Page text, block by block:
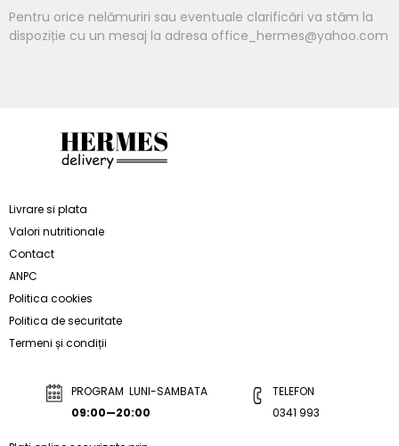
Pentru orice nelămuriri sau eventuale clarificări va stăm la
dispoziție cu un mesaj la adresa office_hermes@yahoo.com
Livrare si plata
Valori nutritionale
Contact
ANPC
Politica cookies
Politica de securitate
Termeni și condiții
TELEFON
0341 993
PROGRAM LUNI-SAMBATA
09:00—20:00